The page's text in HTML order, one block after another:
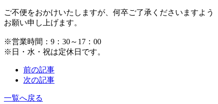
ご不便をおかけいたしますが、何卒ご了承くださいますよう
お願い申し上げます。
※営業時間：9：30～17：00
※日・水・祝は定休日です。
前の記事
次の記事
一覧へ戻る